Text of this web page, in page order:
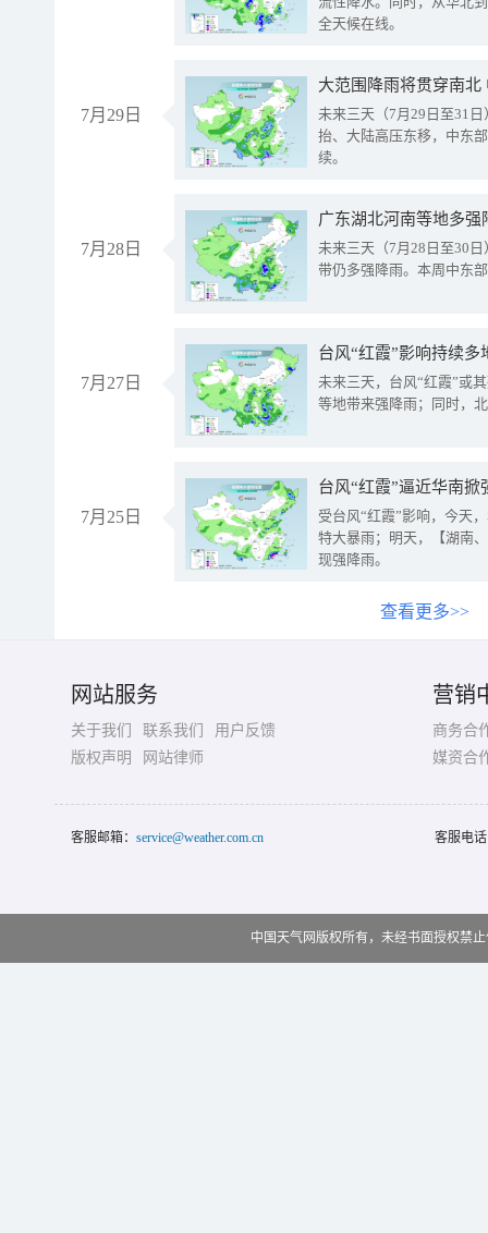
全天候在线。
7月29日
大范围降雨将贯穿南
未来三天（7月29日至31
抬、大陆高压东移，中东
续。
7月28日
广东湖北河南等地多
未来三天（7月28日至30
带仍多强降雨。本周中东
7月27日
台风“红霞”影响持续
未来三天，台风“红霞”或
等地带来强降雨；同时，
7月25日
台风“红霞”逼近华南
受台风“红霞”影响，今天
特大暴雨；明天，【湖南
现强降雨。
查看更多>>
网站服务
关于我们 联系我们
用户反馈
版权声明
网站律师
营销
商务合
媒资合
客服邮箱： service@weather.com.cn 客服电
中国天气网版权所有，未经书面授权